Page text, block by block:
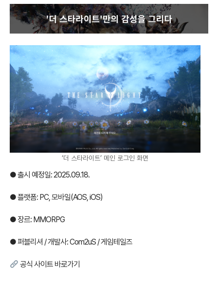
‘더 스타라이트’ 메인 로그인 화면
● 출시 예정일: 2025.09.18.
● 플랫폼: PC, 모바일(AOS, iOS)
● 장르: MMORPG
● 퍼블리셔 / 개발사: Com2uS / 게임테일즈
공식 사이트 바로가기